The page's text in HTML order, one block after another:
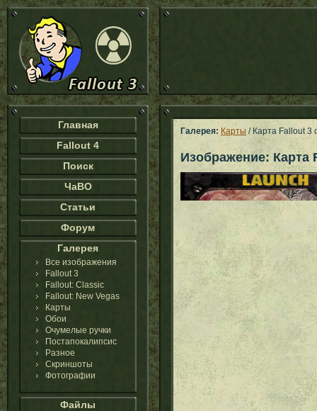
Главная
Fallout 4
Поиск
ЧаВО
Статьи
Форум
Галерея
Все изображения
Fallout 3
Fallout: Classic
Fallout: New Vegas
Карты
Обои
Очумелые ручки
Постапокалипсис
Разное
Скриншоты
Фотографии
Файлы
Галерея: Карты / Карта Fallout 3
Изображение: Карта